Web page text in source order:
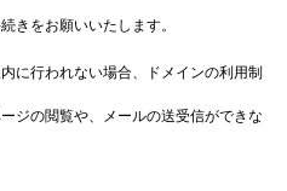
きをお願いいたします。
に行われない場合、ドメインの利用制
ジの閲覧や、メールの送受信ができな